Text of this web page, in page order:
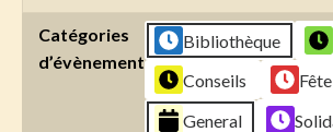
Catégories
d’évènement
Bibliothèque
Conseils
Fête
General